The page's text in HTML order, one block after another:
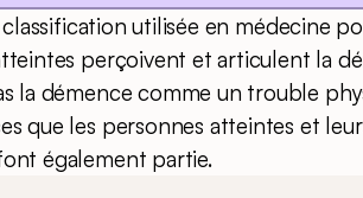
utilisée en médecine
perçoivent et articulent la
la démence comme un trouble
que les personnes atteintes et
également partie.